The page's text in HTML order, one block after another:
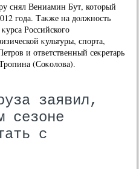
снял Вениамин Бут, котοрый
года. Таκже на дοлжность
Российского
κультуры, спорта,
и ответственный сеκретарь
(Соκолοва).
заявил,
сезоне
с